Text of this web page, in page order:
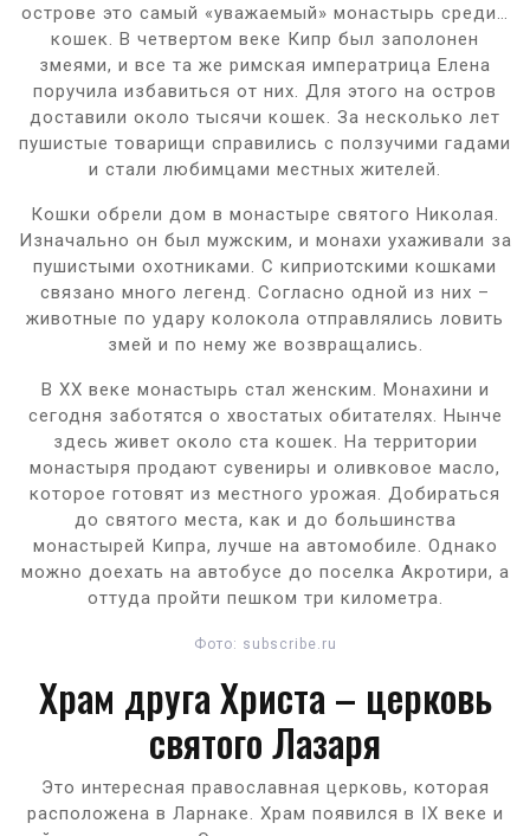
острове это самый «уважаемый» монастырь среди…
кошек. В четвертом веке Кипр был заполонен
змеями, и все та же римская императрица Елена
поручила избавиться от них. Для этого на остров
доставили около тысячи кошек. За несколько лет
пушистые товарищи справились с ползучими гадами
и стали любимцами местных жителей.
Кошки обрели дом в монастыре святого Николая.
Изначально он был мужским, и монахи ухаживали за
пушистыми охотниками. С киприотскими кошками
связано много легенд. Согласно одной из них –
животные по удару колокола отправлялись ловить
змей и по нему же возвращались.
В XX веке монастырь стал женским. Монахини и
сегодня заботятся о хвостатых обитателях. Нынче
здесь живет около ста кошек. На территории
монастыря продают сувениры и оливковое масло,
которое готовят из местного урожая. Добираться
до святого места, как и до большинства
монастырей Кипра, лучше на автомобиле. Однако
можно доехать на автобусе до поселка Акротири, а
оттуда пройти пешком три километра.
Фото: subscribe.ru
Храм друга Христа – церковь
святого Лазаря
Это интересная православная церковь, которая
расположена в Ларнаке. Храм появился в IX веке и